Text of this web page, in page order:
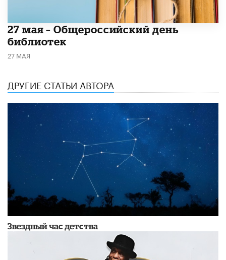
​27 мая – Общероссийский день
библиотек
27 МАЯ
ДРУГИЕ СТАТЬИ АВТОРА
Звездный час детства